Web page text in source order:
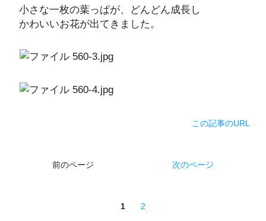
小さな一枚の葉っぱが、どんどん成長し
かわいいお花が出てきました。
この記事のURL
前のページ 次のページ
1 2